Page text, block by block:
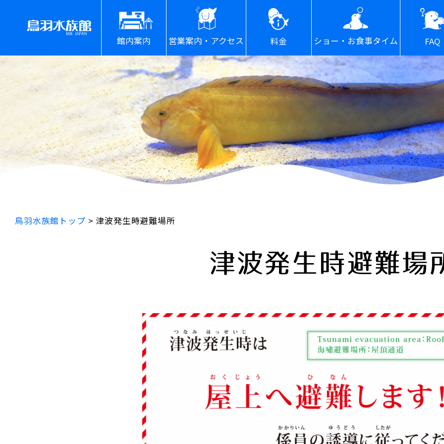
館内案内 営業案内・アクセス 料金 ショー・お食事タイム FAQ
鳥羽水族館トップ > 津波発生時避難場所
津波発生時避難場